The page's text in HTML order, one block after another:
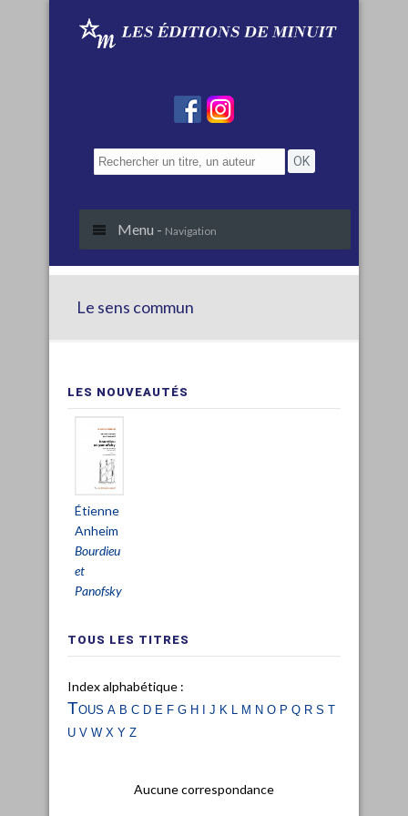
Menu - Navigation
Le sens commun
LES NOUVEAUTÉS
Étienne
Anheim
Bourdieu
et
Panofsky
TOUS LES TITRES
Index alphabétique :
Tous a b c d e fg h i j k l m no p q rs t
uvwx yz
Aucune correspondance